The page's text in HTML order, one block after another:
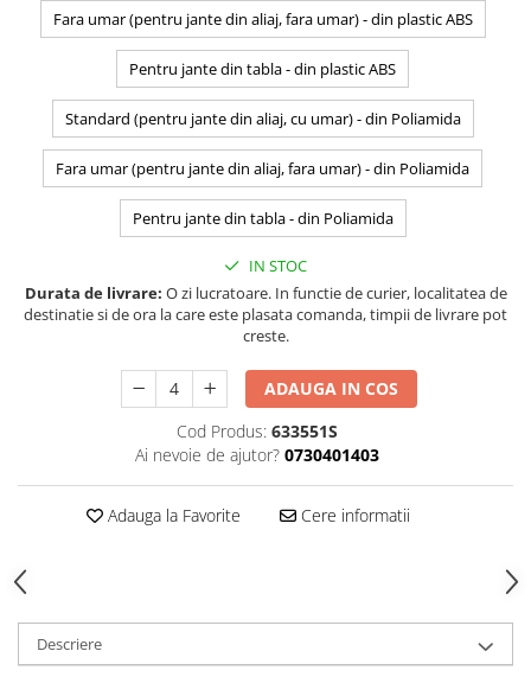
Fara umar (pentru jante din aliaj, fara umar) - din plastic ABS
Pentru jante din tabla - din plastic ABS
Standard (pentru jante din aliaj, cu umar) - din Poliamida
Fara umar (pentru jante din aliaj, fara umar) - din Poliamida
Pentru jante din tabla - din Poliamida
IN STOC
Durata de livrare: O zi lucratoare. In functie de curier, localitatea de
destinatie si de ora la care este plasata comanda, timpii de livrare pot
creste.
ADAUGA IN COS
Cod Produs: 633551S
Ai nevoie de ajutor? 0730401403
Adauga la Favorite Cere informatii
Descriere